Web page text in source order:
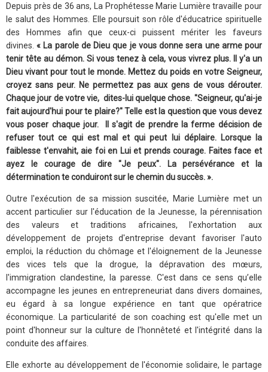
Depuis près de 36 ans, La Prophétesse Marie Lumière travaille pour
le salut des Hommes. Elle poursuit son rôle d'éducatrice spirituelle
des Hommes afin que ceux-ci puissent mériter les faveurs
divines.« La parole de Dieu que je vous donne sera une arme pour
tenir tête au démon. Si vous tenez à cela, vous vivrez plus. Il y'a un
Dieu vivant pour tout le monde. Mettez du poids en votre Seigneur,
croyez sans peur. Ne permettez pas aux gens de vous dérouter.
Chaque jour de votre vie, dites-lui quelque chose. "Seigneur, qu'ai-je
fait aujourd'hui pour te plaire?" Telle est la question que vous devez
vous poser chaque jour. Il s'agit de prendre la ferme décision de
refuser tout ce qui est mal et qui peut lui déplaire. Lorsque la
faiblesse t'envahit, aie foi en Lui et prends courage. Faites face et
ayez le courage de dire "Je peux". La persévérance et la
détermination te conduiront sur le chemin du succès. ».
Outre l'exécution de sa mission suscitée, Marie Lumière met un
accent particulier sur l'éducation de la Jeunesse, la pérennisation
des valeurs et traditions africaines, l'exhortation aux
développement de projets d'entreprise devant favoriser l'auto
emploi, la réduction du chômage et l'éloignement de la Jeunesse
des vices tels que la drogue, la dépravation des mœurs,
l'immigration clandestine, la paresse. C'est dans ce sens qu’elle
accompagne les jeunes en entrepreneuriat dans divers domaines,
eu égard à sa longue expérience en tant que opératrice
économique. La particularité de son coaching est qu'elle met un
point d'honneur sur la culture de l'honnêteté et l'intégrité dans la
conduite des affaires.
Elle exhorte au développement de l'économie solidaire, le partage